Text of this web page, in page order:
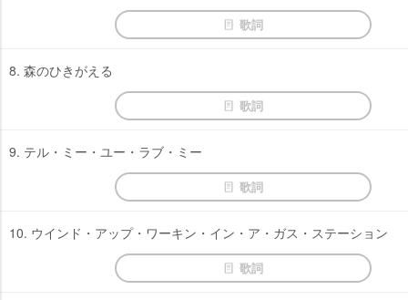
歌詞
8. 森のひきがえる
歌詞
9. テル・ミー・ユー・ラブ・ミー
歌詞
10. ウインド・アップ・ワーキン・イン・ア・ガス・ステーション
歌詞